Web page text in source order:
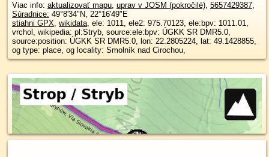
Viac info: aktualizovať mapu, uprav v JOSM (pokročilé), 5657429387,
Súradnice: 49°8'34"N, 22°16'49"E
stiahni GPX, wikidata, ele: 1011, ele2: 975.70123, ele:bpv: 1011.01,
vrchol, wikipedia: pl:Stryb, source:ele:bpv: ÚGKK SR DMR5.0,
source:position: ÚGKK SR DMR5.0, lon: 22.2805224, lat: 49.1428855,
og type: place, og locality: Smolník nad Cirochou,